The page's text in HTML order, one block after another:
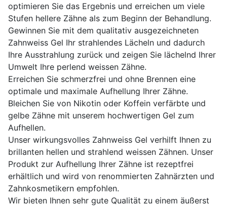
optimieren Sie das Ergebnis und erreichen um viele
Stufen hellere Zähne als zum Beginn der Behandlung.
Gewinnen Sie mit dem qualitativ ausgezeichneten
Zahnweiss Gel Ihr strahlendes Lächeln und dadurch
Ihre Ausstrahlung zurück und zeigen Sie lächelnd Ihrer
Umwelt Ihre perlend weissen Zähne.
Erreichen Sie schmerzfrei und ohne Brennen eine
optimale und maximale Aufhellung Ihrer Zähne.
Bleichen Sie von Nikotin oder Koffein verfärbte und
gelbe Zähne mit unserem hochwertigen Gel zum
Aufhellen.
Unser wirkungsvolles Zahnweiss Gel verhilft Ihnen zu
brillanten hellen und strahlend weissen Zähnen. Unser
Produkt zur Aufhellung Ihrer Zähne ist rezeptfrei
erhältlich und wird von renommierten Zahnärzten und
Zahnkosmetikern empfohlen.
Wir bieten Ihnen sehr gute Qualität zu einem äußerst